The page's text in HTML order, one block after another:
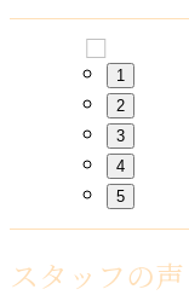
1
2
3
4
5
スタッフの声